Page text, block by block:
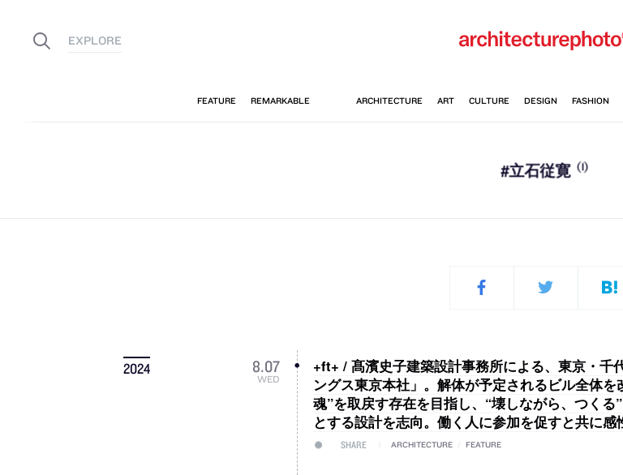
#立石従寛 (1)
2024 8.07
WED
+ft+ / 髙濱史子建築設計事務所による、東京・千
ングス東京本社」。解体が予定されるビル全体
魂”を取戻す存在を目指し、“壊しながら、つくる
とする設計を志向。働く人に参加を促すと共に
SHARE ARCHITECTURE FEATURE